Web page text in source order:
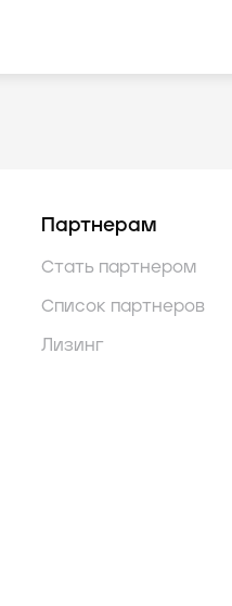
Партнерам
Стать партнером
Список партнеров
Лизинг